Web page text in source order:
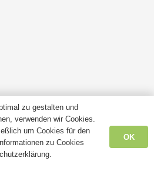
zu gestalten und
verwenden wir Cookies.
um Cookies für den
zu Cookies
OK